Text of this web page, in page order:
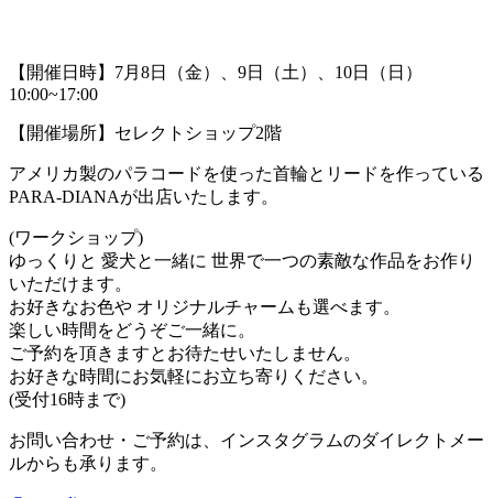
【開催日時】7月8日（金）、9日（土）、10日（日）
10:00~17:00
【開催場所】セレクトショップ2階
アメリカ製のパラコードを使った首輪とリードを作っている
PARA-DIANAが出店いたします。
(ワークショップ)
ゆっくりと 愛犬と一緒に 世界で一つの素敵な作品をお作り
いただけます。
お好きなお色や オリジナルチャームも選べます。
楽しい時間をどうぞご一緒に。
ご予約を頂きますとお待たせいたしません。
お好きな時間にお気軽にお立ち寄りください。
(受付16時まで)
お問い合わせ・ご予約は、インスタグラムのダイレクトメー
ルからも承ります。